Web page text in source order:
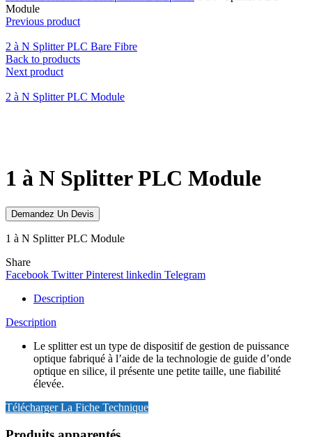
Module
Previous product
2 à N Splitter PLC Bare Fibre
Back to products
Next product
2 à N Splitter PLC Module
1 à N Splitter PLC Module
Demandez Un Devis
1 à N Splitter PLC Module
Share
Facebook Twitter Pinterest linkedin Telegram
Description
Description
Le splitter est un type de dispositif de gestion de puissance
optique fabriqué à l’aide de la technologie de guide d’onde
optique en silice, il présente une petite taille, une fiabilité
élevée.
Télécharger La Fiche Technique